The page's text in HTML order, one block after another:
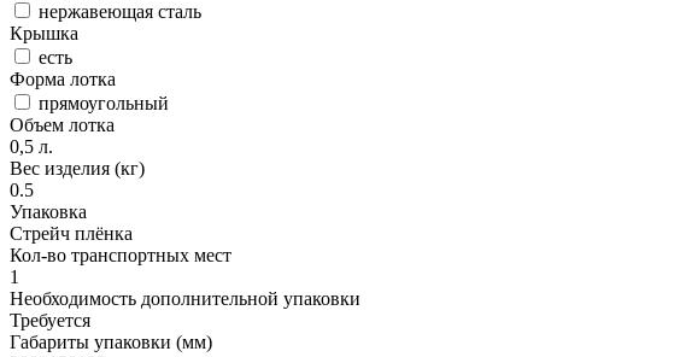
нержавеющая сталь
Крышка
есть
Форма лотка
прямоугольный
Объем лотка
0,5 л.
Вес изделия (кг)
0.5
Упаковка
Стрейч плёнка
Кол-во транспортных мест
1
Необходимость дополнительной упаковки
Требуется
Габариты упаковки (мм)